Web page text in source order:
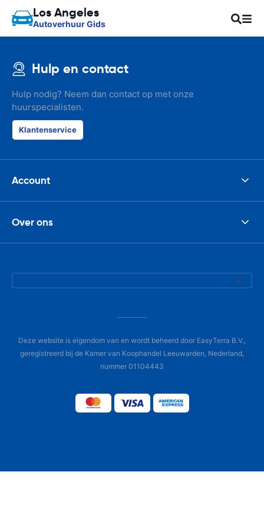
Los Angeles
Autoverhuur Gids
Hulp en contact
Hulp nodig? Neem dan contact op met onze
huurspecialisten.
Klantenservice
Account
Over ons
Deze website is eigendom van en wordt beheerd door EasyTerra B.V.,
geregistreerd bij de Kamer van Koophandel Leeuwarden, Nederland,
nummer 01104443